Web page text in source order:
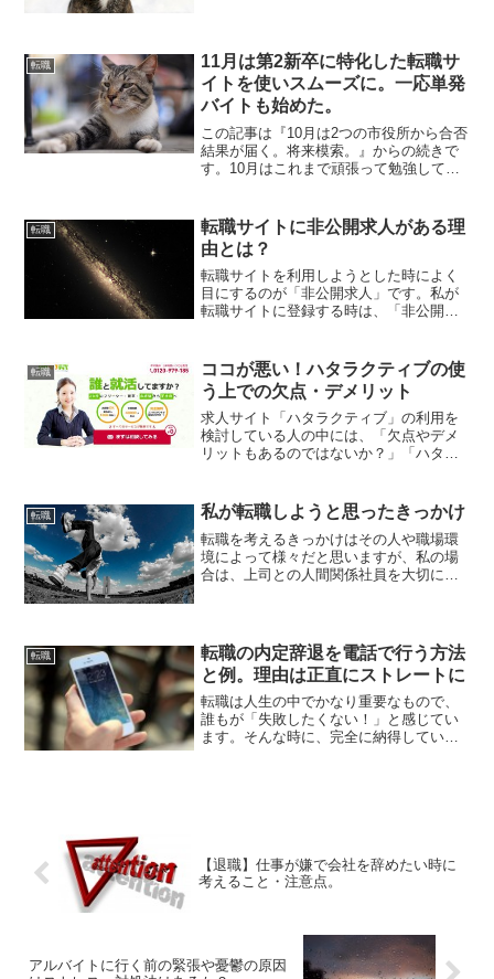
みは出来ないだろうね」「親に...
転職
11月は第2新卒に特化した転職サ
イトを使いスムーズに。一応単発
バイトも始めた。
この記事は『10月は2つの市役所から合否
結果が届く。将来模索。』からの続きで
す。10月はこれまで頑張って勉強してき
11月は急展開、一気に内定が決まりま
す。では、その様...
転職
転職サイトに非公開求人がある理
由とは？
転職サイトを利用しようとした時によく
目にするのが「非公開求人」です。私が
転職サイトに登録する時は、「非公開」
別なことなんてないんです。そこで今回
は、「非公開求人」が存在...
転職
ココが悪い！ハタラクティブの使
う上での欠点・デメリット
求人サイト「ハタラクティブ」の利用を
検討している人の中には、「欠点やデメ
リットもあるのではないか？」「ハタラ
と思います。世の中には完璧なものが存
在しないのと同じで、もち...
転職 私が転職しようと思ったきっかけ
転職を考えるきっかけはその人や職場環
境によって様々だと思いますが、私の場
合は、上司との人間関係社員を大切にし
と人数が少ない中小企業で...
転職
転職の内定辞退を電話で行う方法
と例。理由は正直にストレートに
転職は人生の中でかなり重要なもので、
誰もが「失敗したくない！」と感じてい
ます。そんな時に、完全に納得していな
【退職】仕事が嫌で会社を辞めたい時に
考えること・注意点。
アルバイトに行く前の緊張や憂鬱の原因